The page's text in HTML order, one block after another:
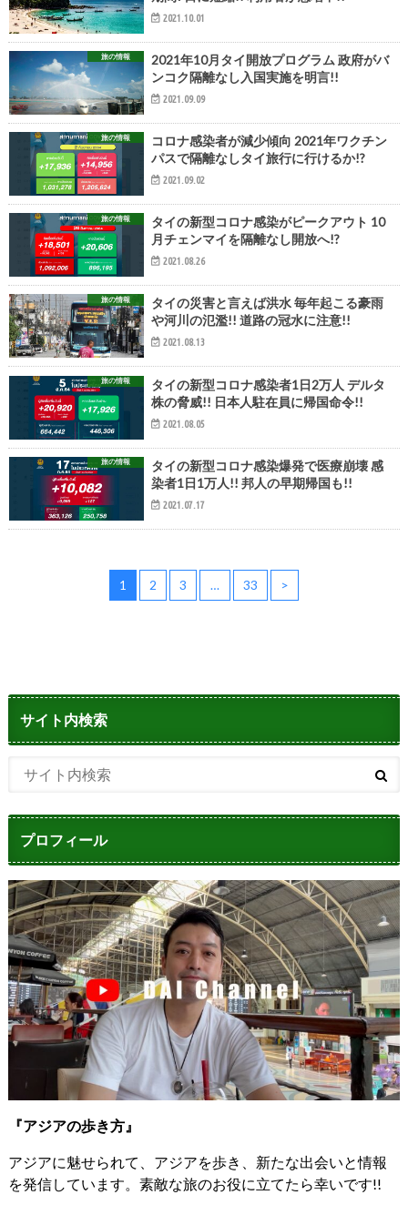
2021.10.01
旅の情報
2021年10月タイ開放プログラム 政府がバ
ンコク隔離なし入国実施を明言!!
2021.09.09
旅の情報
コロナ感染者が減少傾向 2021年ワクチン
パスで隔離なしタイ旅行に行けるか!?
2021.09.02
旅の情報
タイの新型コロナ感染がピークアウト 10
月チェンマイを隔離なし開放へ!?
2021.08.26
旅の情報
タイの災害と言えば洪水 毎年起こる豪雨
や河川の氾濫!! 道路の冠水に注意!!
2021.08.13
旅の情報
タイの新型コロナ感染者1日2万人 デルタ
株の脅威!! 日本人駐在員に帰国命令!!
2021.08.05
旅の情報
タイの新型コロナ感染爆発で医療崩壊 感
染者1日1万人!! 邦人の早期帰国も!!
2021.07.17
1 2 3 … 33 >
サイト内検索
プロフィール
『アジアの歩き方』
アジアに魅せられて、アジアを歩き、新たな出会いと情報
を発信しています。素敵な旅のお役に立てたら幸いです!!